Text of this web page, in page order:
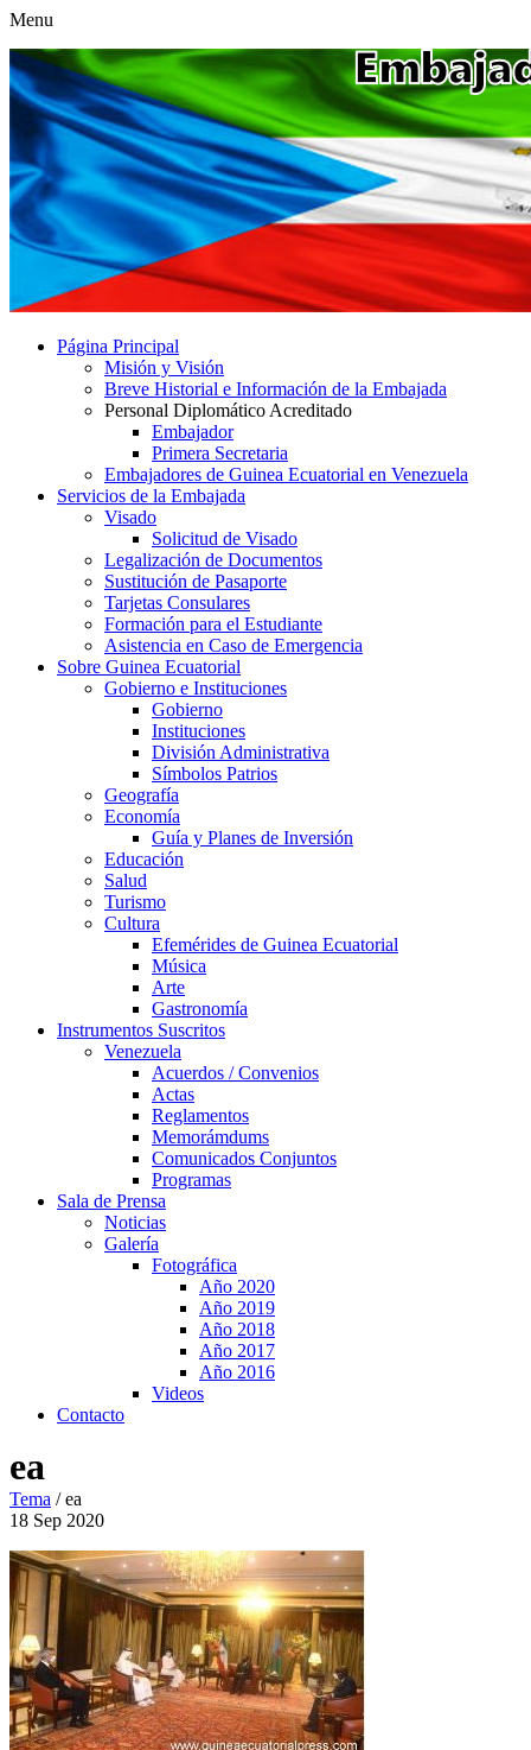
Menu
Página Principal
Misión y Visión
Breve Historial e Información de la Embajada
Personal Diplomático Acreditado
Embajador
Primera Secretaria
Embajadores de Guinea Ecuatorial en Venezuela
Servicios de la Embajada
Visado
Solicitud de Visado
Legalización de Documentos
Sustitución de Pasaporte
Tarjetas Consulares
Formación para el Estudiante
Asistencia en Caso de Emergencia
Sobre Guinea Ecuatorial
Gobierno e Instituciones
Gobierno
Instituciones
División Administrativa
Símbolos Patrios
Geografía
Economía
Guía y Planes de Inversión
Educación
Salud
Turismo
Cultura
Efemérides de Guinea Ecuatorial
Música
Arte
Gastronomía
Instrumentos Suscritos
Venezuela
Acuerdos / Convenios
Actas
Reglamentos
Memorámdums
Comunicados Conjuntos
Programas
Sala de Prensa
Noticias
Galería
Fotográfica
Año 2020
Año 2019
Año 2018
Año 2017
Año 2016
Videos
Contacto
ea
Tema /ea
18 Sep 2020